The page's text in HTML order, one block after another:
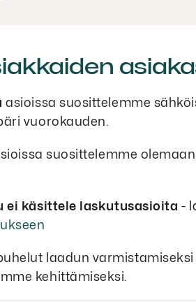
asioissa suosittelemme
vuorokauden.
suosittelemme
ei käsittele laskutusasioita -
laadun varmistamiseksi
kehittämiseksi.